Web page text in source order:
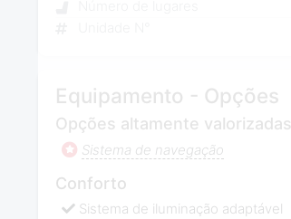
Equipamento - Opções
Opções altamente valorizadas
Sistema de navegação
Conforto
Sistema de iluminação adaptável